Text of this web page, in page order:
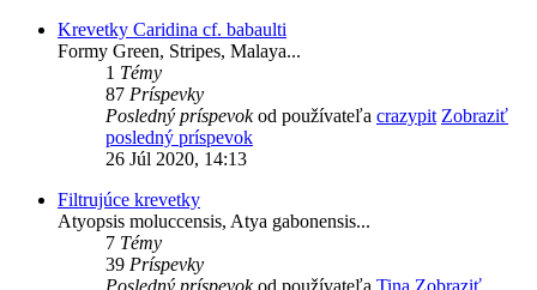
Krevetky Caridina cf. babaulti
Formy Green, Stripes, Malaya...
1 Témy
87 Príspevky
Posledný príspevokod používateľa crazypit Zobraziť
posledný príspevok
26 Júl 2020, 14:13
Filtrujúce krevetky
Atyopsis moluccensis, Atya gabonensis...
7 Témy
39 Príspevky
Posledný príspevokod používateľa Tina Zobraziť